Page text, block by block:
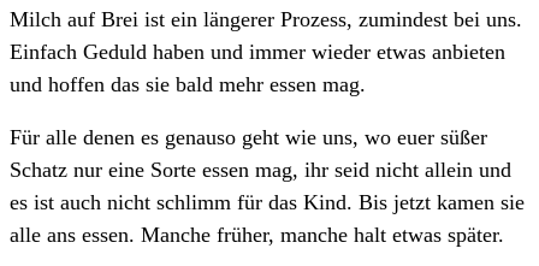
Milch auf Brei ist ein längerer Prozess, zumindest bei uns.
Einfach Geduld haben und immer wieder etwas anbieten
und hoffen das sie bald mehr essen mag.
Für alle denen es genauso geht wie uns, wo euer süßer
Schatz nur eine Sorte essen mag, ihr seid nicht allein und
es ist auch nicht schlimm für das Kind. Bis jetzt kamen sie
alle ans essen. Manche früher, manche halt etwas später.